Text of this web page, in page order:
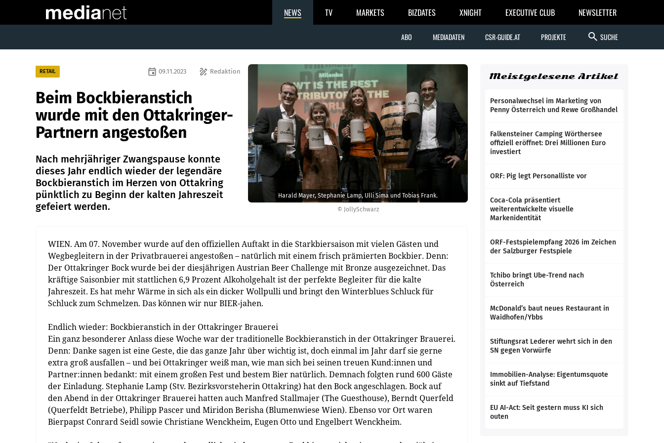
NEWS TV MARKETS BIZDATES XNIGHT EXECUTIVE CLUB NEWSLETTER
ABO MEDIADATEN CSR-GUIDE.AT PROJEKTE search SUCHE
© JollySchwarz
Harald Mayer, Stephanie Lamp, Ulli Sima und Tobias Frank.
RETAIL draw Redaktion
event 09.11.2023
Beim Bockbieranstich
wurde mit den Ottakringer-
Partnern angestoßen
Nach mehrjähriger Zwangspause konnte
dieses Jahr endlich wieder der legendäre
Bockbieranstich im Herzen von Ottakring
pünktlich zu Beginn der kalten Jahreszeit
gefeiert werden.
WIEN. Am 07. November wurde auf den offiziellen Auftakt in die Starkbiersaison mit vielen Gästen und
Wegbegleitern in der Privatbrauerei angestoßen – natürlich mit einem frisch prämierten Bockbier. Denn:
Der Ottakringer Bock wurde bei der diesjährigen Austrian Beer Challenge mit Bronze ausgezeichnet. Das
kräftige Saisonbier mit stattlichen 6,9 Prozent Alkoholgehalt ist der perfekte Begleiter für die kalte
Jahreszeit. Es hat mehr Wärme in sich als ein dicker Wollpulli und bringt den Winterblues Schluck für
Schluck zum Schmelzen. Das können wir nur BIER-jahen.
Endlich wieder: Bockbieranstich in der Ottakringer Brauerei
Ein ganz besonderer Anlass diese Woche war der traditionelle Bockbieranstich in der Ottakringer Brauerei.
Denn: Danke sagen ist eine Geste, die das ganze Jahr über wichtig ist, doch einmal im Jahr darf sie gerne
extra groß ausfallen – und bei Ottakringer weiß man, wie man sich bei seinen treuen Kund:innen und
Partner:innen bedankt: mit einem großen Fest und bestem Bier natürlich. Demnach folgten rund 600 Gäste
der Einladung. Stephanie Lamp (Stv. Bezirksvorsteherin Ottakring) hat den Bock angeschlagen. Bock auf
den Abend in der Ottakringer Brauerei hatten auch Manfred Stallmajer (The Guesthouse), Berndt Querfeld
(Querfeldt Betriebe), Philipp Pascer und Miridon Berisha (Blumenwiese Wien). Ebenso vor Ort waren
Bierpapst Conrard Seidl sowie Christiane Wenckheim, Eugen Otto und Engelbert Wenckheim.
Meistgelesene Artikel
Personalwechsel im Marketing von
Penny Österreich und Rewe Großhandel
Falkensteiner Camping Wörthersee
offiziell eröffnet: Drei Millionen Euro
investiert
ORF: Pig legt Personalliste vor
Coca-Cola präsentiert
weiterentwickelte visuelle
Markenidentität
ORF-Festspielempfang 2026 im Zeichen
der Salzburger Festspiele
Tchibo bringt Ube-Trend nach
Österreich
McDonald’s baut neues Restaurant in
Waidhofen/Ybbs
Stiftungsrat Lederer wehrt sich in den
SN gegen Vorwürfe
Immobilien-Analyse: Eigentumsquote
sinkt auf Tiefstand
EU AI-Act: Seit gestern muss KI sich
outen